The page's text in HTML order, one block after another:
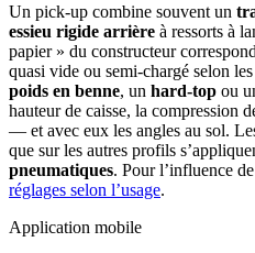
Un pick-up combine souvent un
essieu rigide arrière à ressorts à
papier » du constructeur
quasi vide ou semi-chargé selon
poids en benne, un hard-top ou
hauteur de caisse, la compression
— et avec eux les angles au sol.
que sur les autres profils
pneumatiques. Pour l’influence
réglages selon l’usage.
Application mobile